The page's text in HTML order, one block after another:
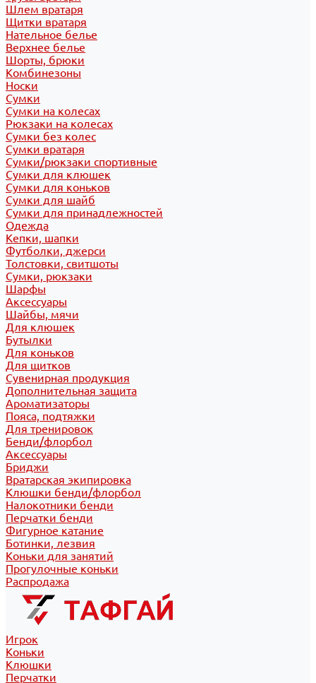
Шлем вратаря
Щитки вратаря
Нательное белье
Верхнее белье
Шорты, брюки
Комбинезоны
Носки
Сумки
Сумки на колесах
Рюкзаки на колесах
Сумки без колес
Сумки вратаря
Сумки/рюкзаки спортивные
Сумки для клюшек
Сумки для коньков
Сумки для шайб
Сумки для принадлежностей
Одежда
Кепки, шапки
Футболки, джерси
Толстовки, свитшоты
Сумки, рюкзаки
Шарфы
Аксессуары
Шайбы, мячи
Для клюшек
Бутылки
Для коньков
Для щитков
Сувенирная продукция
Дополнительная защита
Ароматизаторы
Пояса, подтяжки
Для тренировок
Бенди/флорбол
Аксессуары
Бриджи
Вратарская экипировка
Клюшки бенди/флорбол
Налокотники бенди
Перчатки бенди
Фигурное катание
Ботинки, лезвия
Коньки для занятий
Прогулочные коньки
Распродажа
Игрок
Коньки
Клюшки
Перчатки